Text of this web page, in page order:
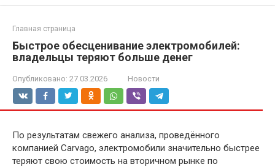
Главная страница
Быстрое обесценивание электромобилей:
владельцы теряют больше денег
Опубликовано: 27.03.2026 Новости
По результатам свежего анализа, проведённого
компанией Carvago, электромобили значительно быстрее
теряют свою стоимость на вторичном рынке по